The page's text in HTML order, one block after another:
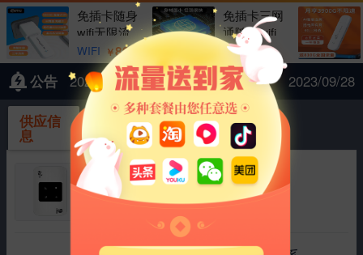
免插卡随身
wifi无限流
量达人移动
WIFI ￥89
免插卡三网
通随身wifi
无限流量移
WIFI ￥79
公告 2023年中秋节、国庆节 2023/09/28
供应信
息
采购信
息
4g随身wifi路由器展锐中兴微
运营商 中国联通 流量 1500G
2025/03/11